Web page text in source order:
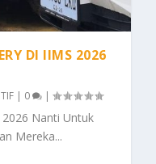
DI IIMS 2026
0 |
2026 Nanti Untuk
Mereka...